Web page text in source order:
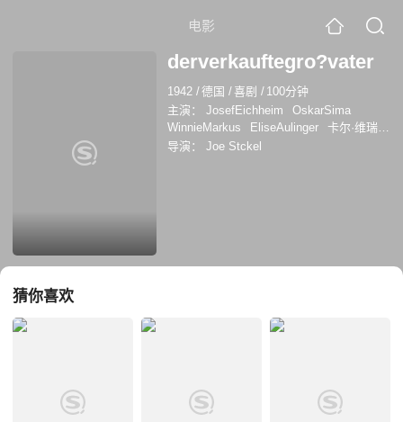
电影
derverkauftegro?vater
1942 / 德国 /喜剧 / 100分钟
主演：
JosefEichheim
OskarSima
WinnieMarkus
EliseAulinger
卡尔·维瑞
AlbertJanscheck
导演： Joe Stckel
猜你喜欢